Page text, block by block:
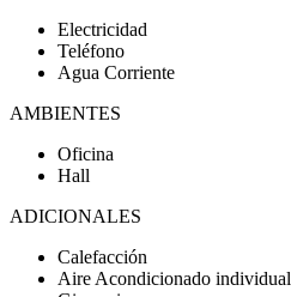
Electricidad
Teléfono
Agua Corriente
AMBIENTES
Oficina
Hall
ADICIONALES
Calefacción
Aire Acondicionado individual